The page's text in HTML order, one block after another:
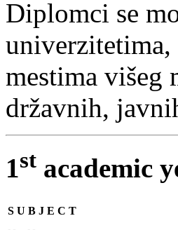
Diplomci se
mestima višeg
državnih,
1st academic
S U B J E C T